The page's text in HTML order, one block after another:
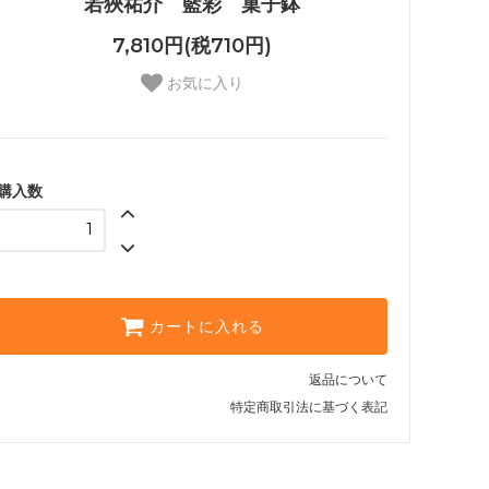
7,810円(税710円)
お気に入り
入数
カートに入れる
返品について
特定商取引法に基づく表記